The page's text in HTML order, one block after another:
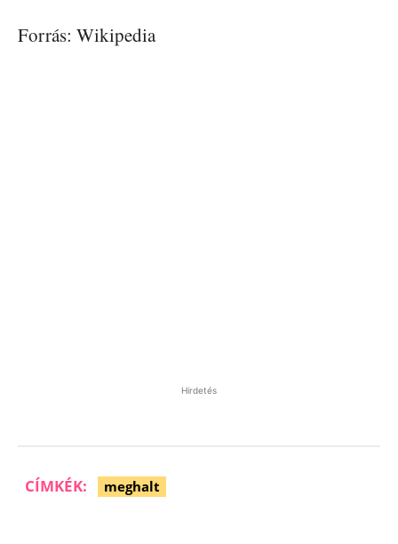
Forrás: Wikipedia
Hirdetés
CÍMKÉK: meghalt